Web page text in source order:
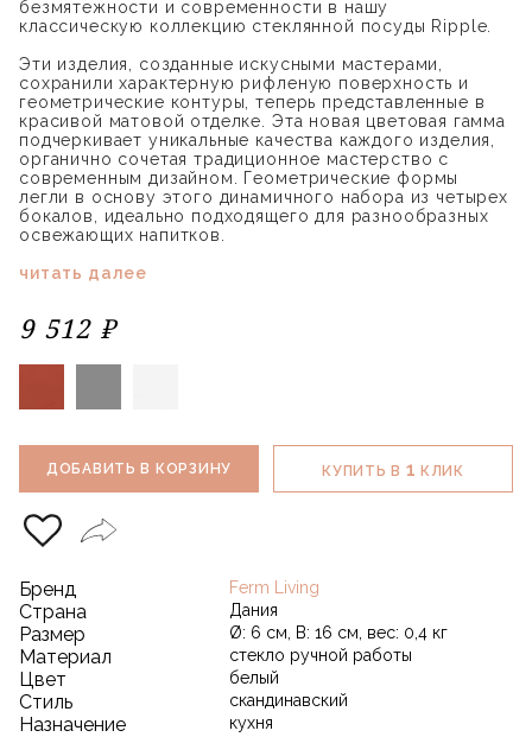
безмятежности и современности в нашу
классическую коллекцию стеклянной посуды Ripple.
Эти изделия, созданные искусными мастерами,
сохранили характерную рифленую поверхность и
геометрические контуры, теперь представленные в
красивой матовой отделке. Эта новая цветовая гамма
подчеркивает уникальные качества каждого изделия,
органично сочетая традиционное мастерство с
современным дизайном. Геометрические формы
легли в основу этого динамичного набора из четырех
бокалов, идеально подходящего для разнообразных
освежающих напитков.
читать далее
9 512 ₽
ДОБАВИТЬ В КОРЗИНУ КУПИТЬ В 1 КЛИК
Бренд Ferm Living
Страна Дания
Размер Ø: 6 см, В: 16 см, вес: 0,4 кг
Материал стекло ручной работы
Цвет белый
Стиль скандинавский
Назначение кухня